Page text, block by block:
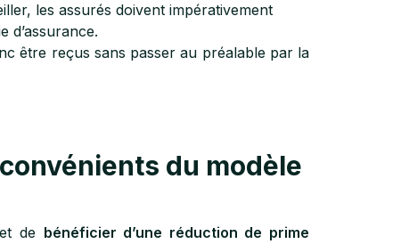
les assurés doivent impérativement
d’assurance.
être reçus sans passer au préalable par la
du modèle
de bénéficier d’une réduction de prime